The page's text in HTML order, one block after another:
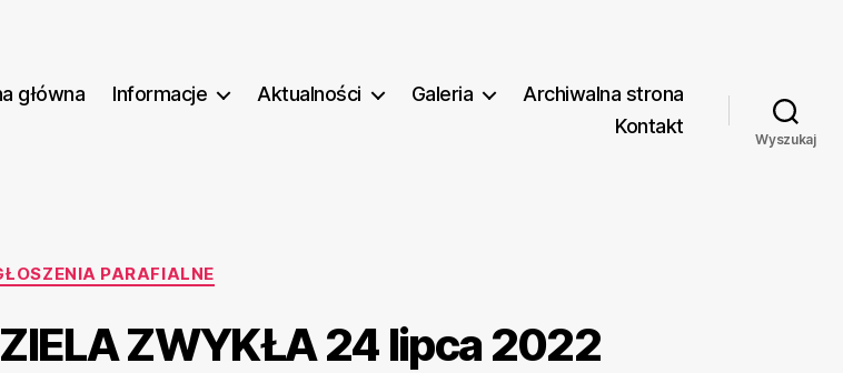
główna Informacje Aktualności Galeria
Archiwalna strona
Kontakt
Wyszukaj
Kategorie
PARAFIALNE
ZWYKŁA 24 lipca 2022